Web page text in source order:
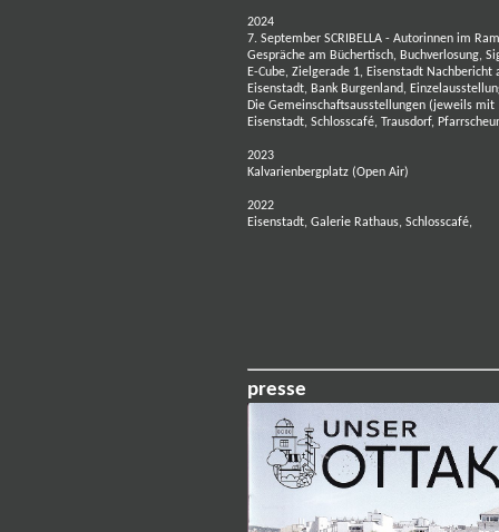
2024
7. September SCRIBELLA - Autorinnen im
Gespräche am Büchertisch, Buchverlosung,
E-Cube, Zielgerade 1, Eisenstadt Nachbericht
Eisenstadt, Bank Burgenland,
Die Gemeinschaftsausstellungen (jeweils
Eisenstadt, Schlosscafé, Trausdorf,
2023
Kalvarienbergplatz (Open Air)
2022
Eisenstadt, Galerie Rathaus, Schlosscafé,
presse